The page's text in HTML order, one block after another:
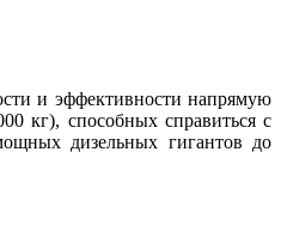
и эффективности напрямую
кг), способных справиться с
дизельных гигантов до